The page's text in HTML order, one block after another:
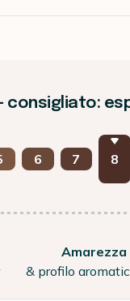
consigliato:
6 7 8
& profilo